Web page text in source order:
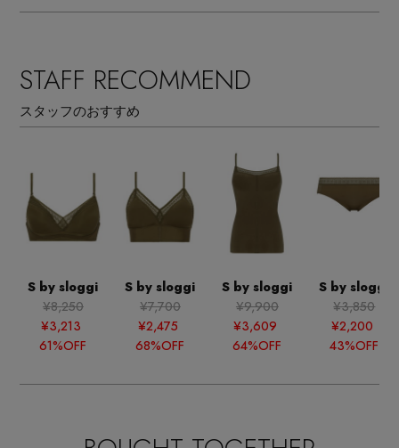
STAFF RECOMMEND
スタッフのおすすめ
S by sloggi
¥8,250
¥3,213
61%OFF
S by sloggi
¥7,700
¥2,475
68%OFF
S by sloggi
¥9,900
¥3,609
64%OFF
S by sloggi
¥3,850
¥2,200
43%OFF